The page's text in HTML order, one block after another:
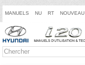
MANUELS NU RT NOUVEAU